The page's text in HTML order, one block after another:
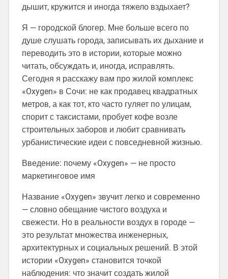
дышит, кружится и иногда тяжело вздыхает?
Я — городской блогер. Мне больше всего по
душе слушать города, записывать их дыхание и
переводить это в истории, которые можно
читать, обсуждать и, иногда, исправлять.
Сегодня я расскажу вам про жилой комплекс
«Oxygen» в Сочи: не как продавец квадратных
метров, а как тот, кто часто гуляет по улицам,
спорит с таксистами, пробует кофе возле
строительных заборов и любит сравнивать
урбанистические идеи с повседневной жизнью.
Введение: почему «Oxygen» — не просто
маркетинговое имя
Название «Oxygen» звучит легко и современно
— словно обещание чистого воздуха и
свежести. Но в реальности воздух в городе —
это результат множества инженерных,
архитектурных и социальных решений. В этой
истории «Oxygen» становится точкой
наблюдения: что значит создать жилой